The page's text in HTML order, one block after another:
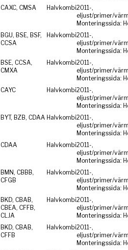
CAXC, CMSA Halvkombi2011-,
eljust/primer/
Monteringssida:
BGU, BSE, BSF,
CCSA
Halvkombi2011-,
eljust/primer/
Monteringssida:
BSE, CCSA,
CMXA
Halvkombi2011-,
eljust/primer/
Monteringssida:
CAYC Halvkombi2011-,
eljust/primer/
Monteringssida:
BYT, BZB, CDAA Halvkombi2011-,
eljust/primer/
Monteringssida:
CDAA Halvkombi2011-,
eljust/primer/
Monteringssida:
BMN, CBBB,
CFGB
Halvkombi2011-,
eljust/primer/
Monteringssida:
BKD, CBAB,
CBEA, CFFB,
CLJA
Halvkombi2011-,
eljust/primer/
Monteringssida:
BKD, CBAB,
CFFB
Halvkombi2011-,
eljust/primer/
Monteringssida: